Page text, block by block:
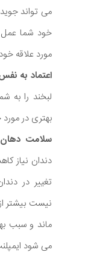
می تواند
خود شما
مورد علاقه
اعتماد به
لبخند را به
بهتری در
سلامت دهان
دندان نیاز
تغییر در
نیست بیشتر
ماند و سبب
می شود